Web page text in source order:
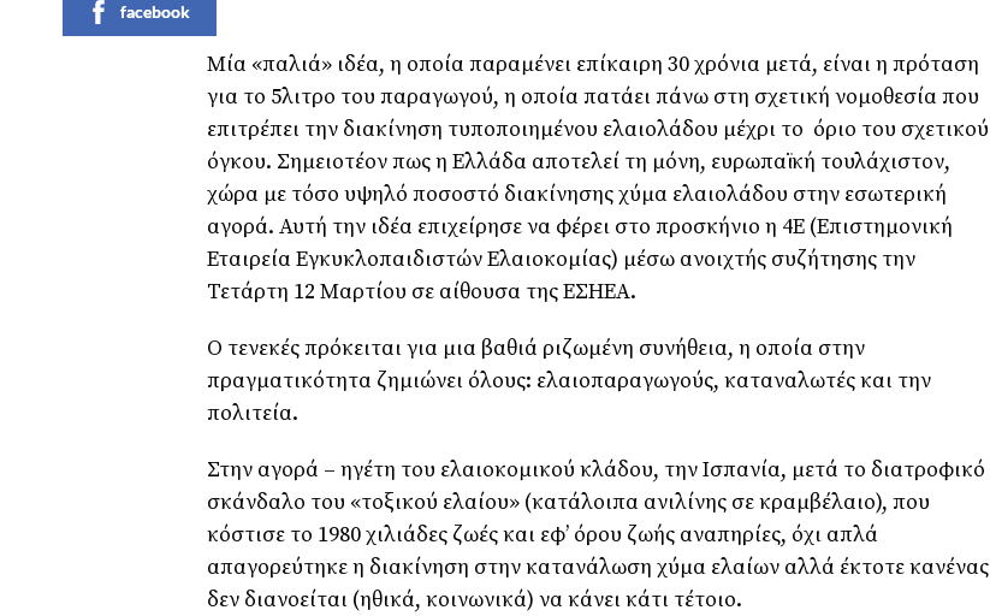
facebook
Μία «παλιά» ιδέα, η οποία παραμένει επίκαιρη 30 χρόνια μετά, είναι η πρόταση
για το 5λιτρο του παραγωγού, η οποία πατάει πάνω στη σχετική νομοθεσία που
επιτρέπει την διακίνηση τυποποιημένου ελαιολάδου μέχρι το όριο του σχετικού
όγκου. Σημειοτέον πως η Ελλάδα αποτελεί τη μόνη, ευρωπαϊκή τουλάχιστον,
χώρα με τόσο υψηλό ποσοστό διακίνησης χύμα ελαιολάδου στην εσωτερική
αγορά. Αυτή την ιδέα επιχείρησε να φέρει στο προσκήνιο η 4Ε (Επιστημονική
Εταιρεία Εγκυκλοπαιδιστών Ελαιοκομίας) μέσω ανοιχτής συζήτησης την
Τετάρτη 12 Μαρτίου σε αίθουσα της ΕΣΗΕΑ.
Ο τενεκές πρόκειται για μια βαθιά ριζωμένη συνήθεια, η οποία στην
πραγματικότητα ζημιώνει όλους: ελαιοπαραγωγούς, καταναλωτές και την
πολιτεία.
Στην αγορά – ηγέτη του ελαιοκομικού κλάδου, την Ισπανία, μετά το διατροφικό
σκάνδαλο του «τοξικού ελαίου» (κατάλοιπα ανιλίνης σε κραμβέλαιο), που
κόστισε το 1980 χιλιάδες ζωές και εφ’ όρου ζωής αναπηρίες, όχι απλά
απαγορεύτηκε η διακίνηση στην κατανάλωση χύμα ελαίων αλλά έκτοτε κανένας
δεν διανοείται (ηθικά, κοινωνικά) να κάνει κάτι τέτοιο.